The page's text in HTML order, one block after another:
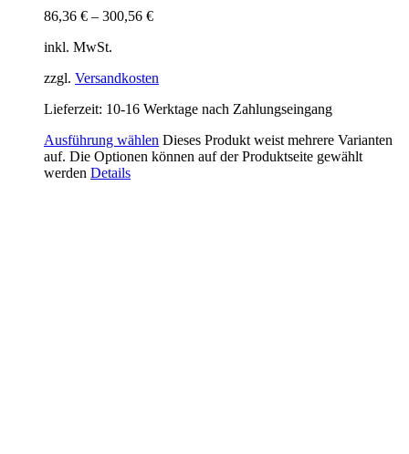
86,36 € – 300,56 €
inkl. MwSt.
zzgl. Versandkosten
Lieferzeit: 10-16 Werktage nach Zahlungseingang
Ausführung wählen Dieses Produkt weist mehrere Varianten
auf. Die Optionen können auf der Produktseite gewählt
werden Details